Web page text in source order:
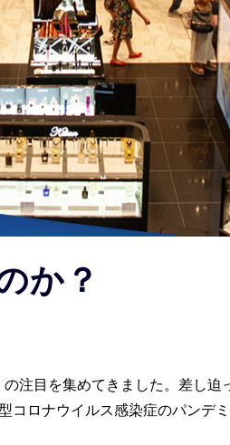
か？
注目を集めてきました。差し
ロナウイルス感染症のパンデ